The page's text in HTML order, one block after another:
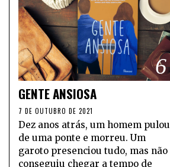
6
GENTE ANSIOSA
7 DE OUTUBRO DE 2021
Dez anos atrás, um homem pulou
de uma ponte e morreu. Um
garoto presenciou tudo, mas não
conseguiu chegar a tempo de